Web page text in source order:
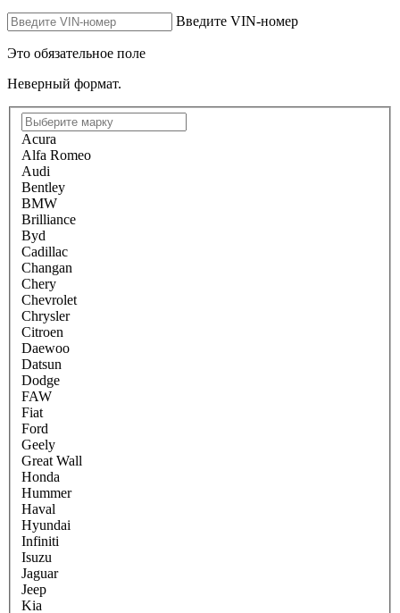
Введите VIN-номер
Это обязательное поле
Неверный формат.
Acura
Alfa Romeo
Audi
Bentley
BMW
Brilliance
Byd
Cadillac
Changan
Chery
Chevrolet
Chrysler
Citroen
Daewoo
Datsun
Dodge
FAW
Fiat
Ford
Geely
Great Wall
Honda
Hummer
Haval
Hyundai
Infiniti
Isuzu
Jaguar
Jeep
Kia